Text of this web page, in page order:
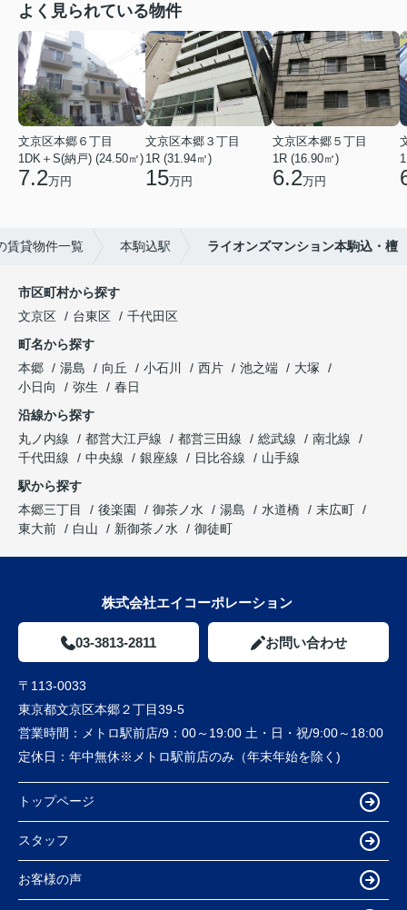
よく見られている物件
文京区本郷６丁目
1DK＋S(納戸) (24.50㎡)
7.2万円
文京区本郷３丁目
1R (31.94㎡)
15万円
文京区本郷５丁目
1R (16.90㎡)
6.2万円
賃貸物件一覧 本駒込駅 ライオンズマンション本駒込・檀
市区町村から探す
文京区
台東区
千代田区
町名から探す
本郷
湯島 向丘 小石川 西片 池之端
大塚
小日向
弥生
春日
沿線から探す
丸ノ内線
都営大江戸線 都営三田線 総武線
南北線
千代田線
中央線 銀座線 日比谷線
山手線
駅から探す
本郷三丁目
後楽園 御茶ノ水 湯島 水道橋
末広町
東大前
白山 新御茶ノ水 御徒町
株式会社エイコーポレーション
03-3813-2811 お問い合わせ
〒113-0033
東京都文京区本郷２丁目39-5
営業時間：
メトロ駅前店/9：00～19:00 土・日・祝/9:00～18:00
定休日： 年中無休※メトロ駅前店のみ（年末年始を除く)
トップページ
スタッフ
お客様の声